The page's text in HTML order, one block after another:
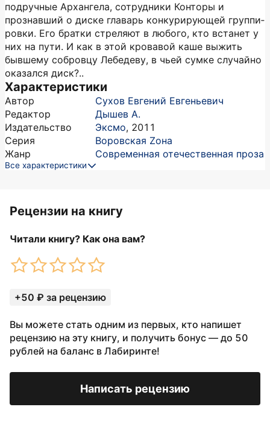
подручные Архангела, сотрудники Конторы и
прознавший о диске главарь конкурирующей группи­
ровки. Его братки стреляют в любого, кто встанет у
них на пути. И как в этой кровавой каше выжить
бывшему собровцу Лебедеву, в чьей сумке случайно
оказался диск?..
Характеристики
Автор
Сухов Евгений Евгеньевич
Редактор
Дышев А.
Издательство
Эксмо, 2011
Серия
Воровская Zона
Жанр
Современная отечественная проза
Все характеристики
Рецензии на книгу
Читали книгу? Как она вам?
+50 ₽ за рецензию
Вы можете стать одним из первых, кто напишет
рецензию на эту книгу, и получить бонус — до 50
рублей на баланс в Лабиринте!
Написать рецензию